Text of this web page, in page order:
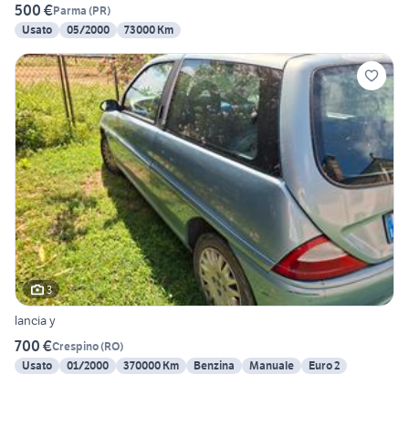
500 €Parma (PR)
Usato
05/2000 73000 Km
3
lancia y
700 €Crespino(RO)
Usato
01/2000 370000 Km Benzina Manuale Euro 2